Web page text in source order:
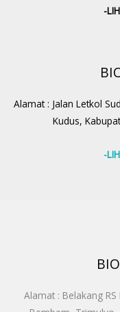
-
Alamat : Jalan Letkol
Kudus,
-
Alamat : Belakang